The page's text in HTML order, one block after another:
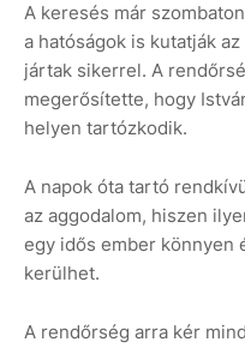
A keresés már
a hatóságok is kutatják
jártak sikerrel. A
megerősítette, hogy
helyen tartózkodik.
A napok óta tartó
az aggodalom, hiszen
egy idős ember könnyen
kerülhet.
A rendőrség arra kér